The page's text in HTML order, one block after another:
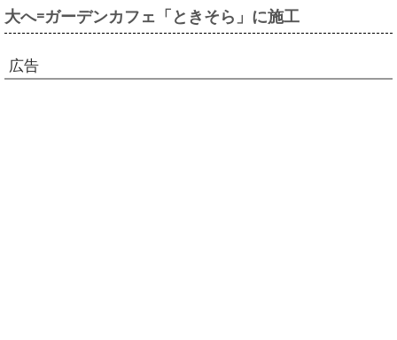
大へ=ガーデンカフェ「ときそら」に施工
広告